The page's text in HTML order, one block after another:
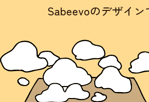
Sabeevoのデザイン